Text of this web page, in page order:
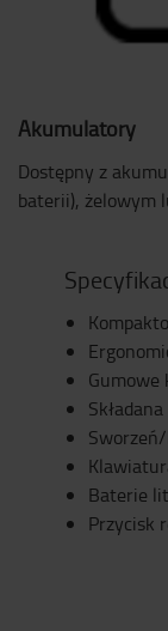
Akumulatory
Dostępny z
baterii), żelowym
Gumowe
Baterie
Przycisk